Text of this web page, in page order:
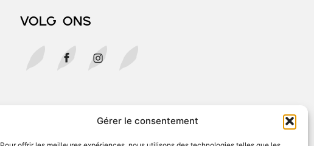
Gérer le consentement
Volg ons